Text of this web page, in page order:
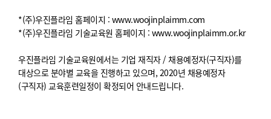
*(주)우진플라임 홈페이지 : www.woojinplaimm.com
*(주)우진플라임 기술교육원 홈페이지 : www.woojinplaimm.or.kr
우진플라임 기술교육원에서는 기업 재직자 / 채용예정자(구직자)를
대상으로 분야별 교육을 진행하고 있으며, 2020년 채용예정자
(구직자) 교육훈련일정이 확정되어 안내드립니다.